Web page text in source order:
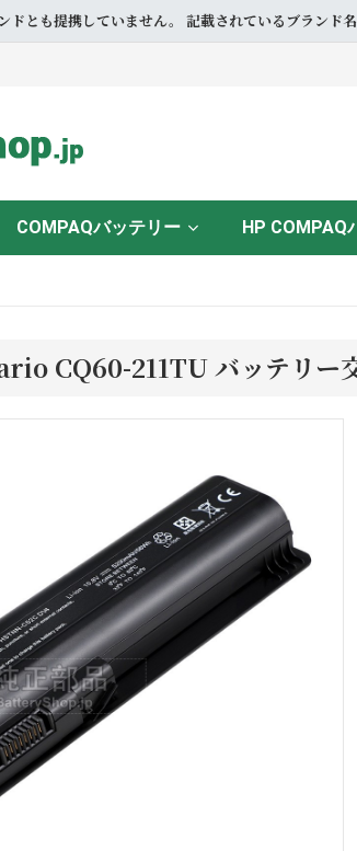
も提携していません。 記載されているブランド
COMPAQバッテリー HP COMPAQ
CQ60-211TU バッテリー